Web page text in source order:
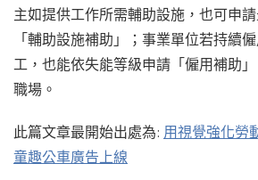
主如提供工作所需輔助設施，也可申
「輔助設施補助」；事業單位若持續
工，也能依失能等級申請「僱用補助
職場。
此篇文章最開始出處為: 用視覺強化勞
童趣公車廣告上線